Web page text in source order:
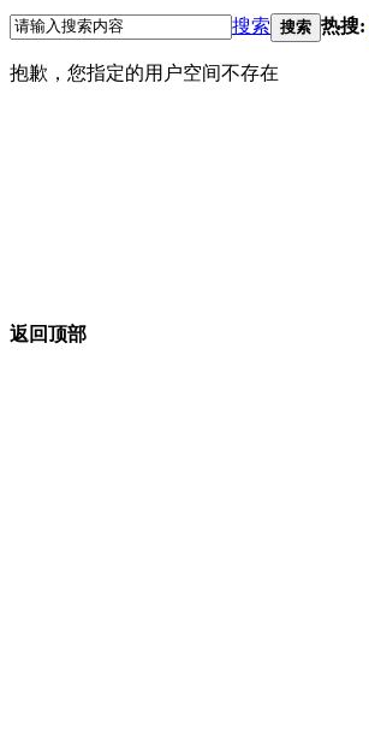
搜索 搜索 热搜:
抱歉，您指定的用户空间不存在
返回顶部